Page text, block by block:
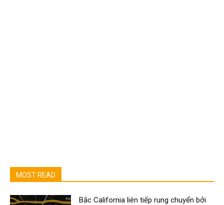
MOST READ
Bắc California liên tiếp rung chuyển bởi